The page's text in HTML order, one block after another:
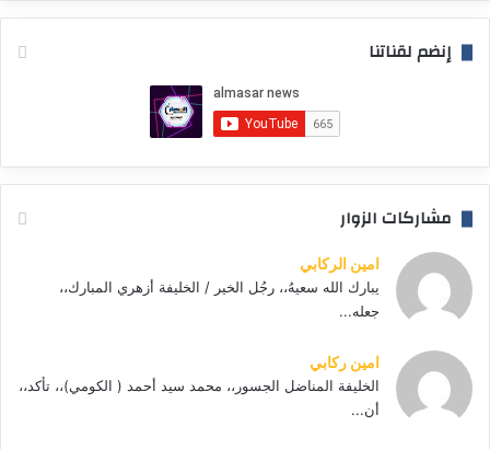
إنضم لقناتنا
مشاركات الزوار
امين الركابي
يبارك الله سعيهُ،، رجُل الخير / الخليفة أزهري المبارك،،
جعله...
امين ركابي
الخليفة المناضل الجسور،، محمد سيد أحمد ( الكومي)،، تأكد،،
أن...